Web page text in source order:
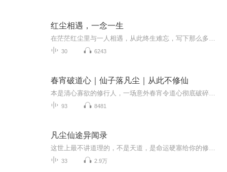
红尘相遇，一念一生
30 6243
春宵破道心｜仙子落凡尘｜从此不修仙
93 8481
凡尘仙途异闻录
33 2.9万